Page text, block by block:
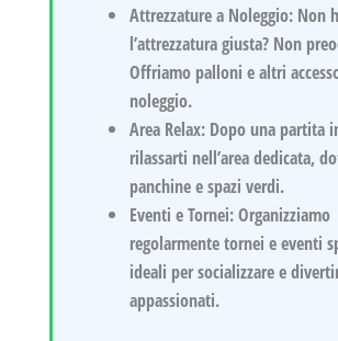
Attrezzature a Noleggio:Non
l’attrezzatura giusta? Non
Offriamo palloni e altri
noleggio.
Area Relax:Dopo una partita
rilassarti nell’area dedicata,
panchine e spazi verdi.
Eventi e Tornei:Organizziamo
regolarmente tornei e eventi
ideali per socializzare e
appassionati.